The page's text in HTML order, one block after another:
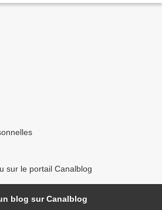
sur le portail Canalblog
blog sur Canalblog